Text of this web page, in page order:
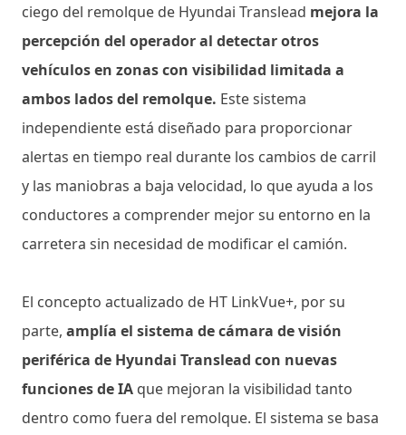
ciego del remolque de Hyundai Translead mejora la
percepción del operador al detectar otros
vehículos en zonas con visibilidad limitada a
ambos lados del remolque. Este sistema
independiente está diseñado para proporcionar
alertas en tiempo real durante los cambios de carril
y las maniobras a baja velocidad, lo que ayuda a los
conductores a comprender mejor su entorno en la
carretera sin necesidad de modificar el camión.
El concepto actualizado de HT LinkVue+, por su
parte, amplía el sistema de cámara de visión
periférica de Hyundai Translead con nuevas
funciones de IA que mejoran la visibilidad tanto
dentro como fuera del remolque. El sistema se basa